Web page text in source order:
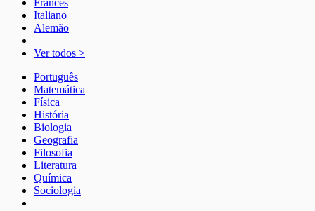
Francês
Italiano
Alemão
Ver todos >
Português
Matemática
Física
História
Biologia
Geografia
Filosofia
Literatura
Química
Sociologia